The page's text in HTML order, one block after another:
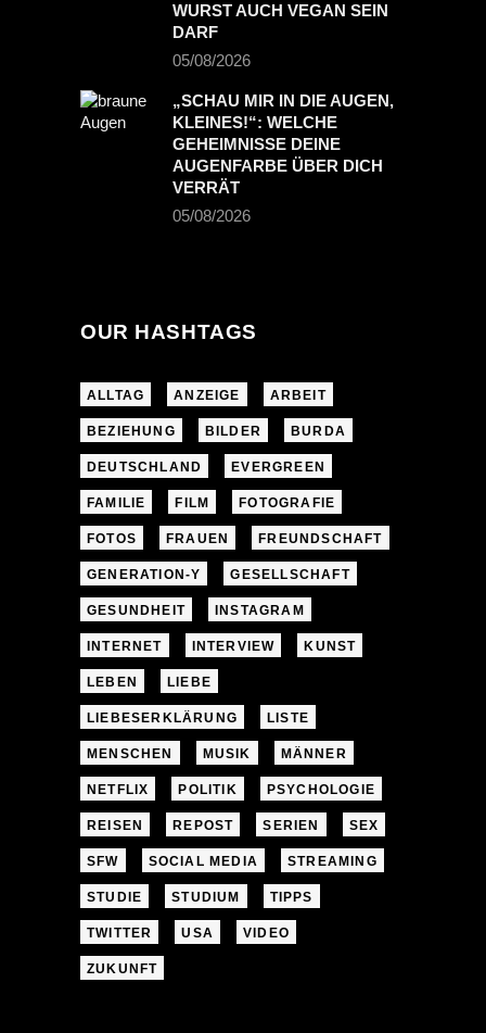
WURST AUCH VEGAN SEIN
DARF
05/08/2026
„SCHAU MIR IN DIE AUGEN,
KLEINES!“: WELCHE
GEHEIMNISSE DEINE
AUGENFARBE ÜBER DICH
VERRÄT
05/08/2026
OUR HASHTAGS
ALLTAG ANZEIGE ARBEIT
BEZIEHUNG BILDER BURDA
DEUTSCHLAND EVERGREEN
FAMILIE FILM FOTOGRAFIE
FOTOS FRAUEN FREUNDSCHAFT
GENERATION-Y GESELLSCHAFT
GESUNDHEIT INSTAGRAM
INTERNET INTERVIEW KUNST
LEBEN LIEBE
LIEBESERKLÄRUNG LISTE
MENSCHEN MUSIK MÄNNER
NETFLIX POLITIK PSYCHOLOGIE
REISEN REPOST SERIEN SEX
SFW SOCIAL MEDIA STREAMING
STUDIE STUDIUM TIPPS
TWITTER USA VIDEO
ZUKUNFT